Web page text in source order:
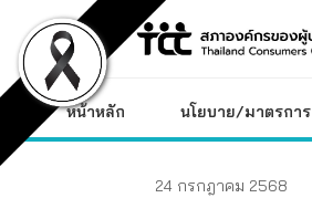
content
หน้าหลัก นโยบาย/มาตรการ
24 กรกฎาคม 2568